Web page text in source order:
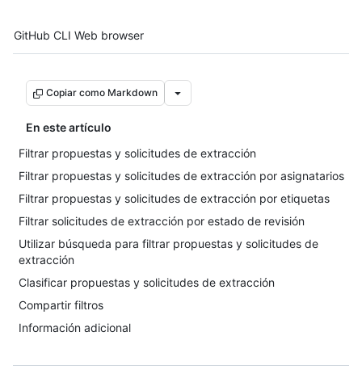
Tool navigation
GitHub CLI Web browser
Copiar como Markdown
En este artículo
Filtrar propuestas y solicitudes de extracción
Filtrar propuestas y solicitudes de extracción por asignatarios
Filtrar propuestas y solicitudes de extracción por etiquetas
Filtrar solicitudes de extracción por estado de revisión
Utilizar búsqueda para filtrar propuestas y solicitudes de
extracción
Clasificar propuestas y solicitudes de extracción
Compartir filtros
Información adicional